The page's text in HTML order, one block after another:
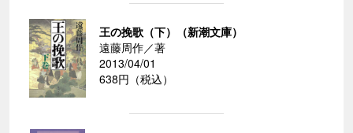
王の挽歌（下）（新潮文庫）
遠藤周作／著
2013/04/01
638円（税込）